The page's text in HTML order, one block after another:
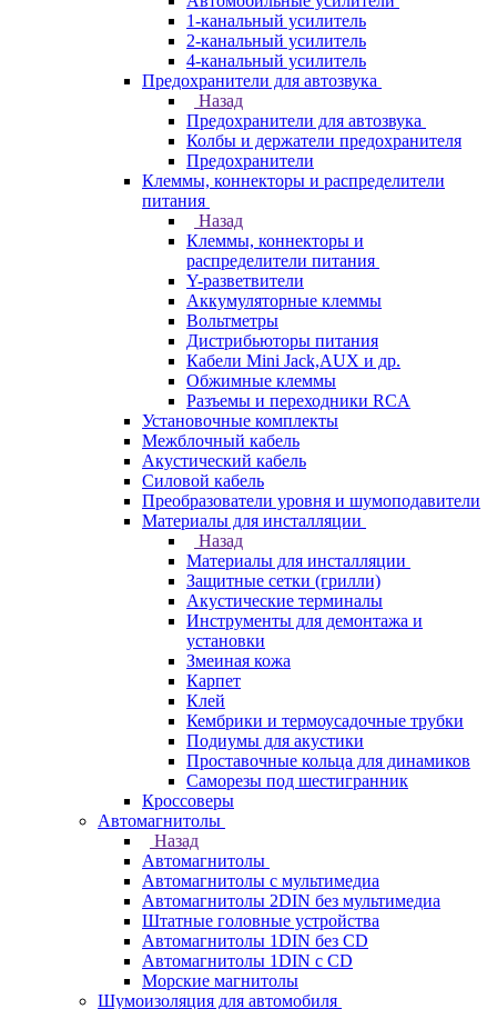
1-канальный усилитель
2-канальный усилитель
4-канальный усилитель
Предохранители для автозвука
Назад
Предохранители для автозвука
Колбы и держатели предохранителя
Предохранители
Клеммы, коннекторы и распределители
питания
Назад
Клеммы, коннекторы и
распределители питания
Y-разветвители
Аккумуляторные клеммы
Вольтметры
Дистрибьюторы питания
Кабели Mini Jack,AUX и др.
Обжимные клеммы
Разъемы и переходники RCA
Установочные комплекты
Межблочный кабель
Акустический кабель
Силовой кабель
Преобразователи уровня и шумоподавители
Материалы для инсталляции
Назад
Материалы для инсталляции
Защитные сетки (грилли)
Акустические терминалы
Инструменты для демонтажа и
установки
Змеиная кожа
Карпет
Клей
Кембрики и термоусадочные трубки
Подиумы для акустики
Проставочные кольца для динамиков
Саморезы под шестигранник
Кроссоверы
Автомагнитолы
Назад
Автомагнитолы
Автомагнитолы с мультимедиа
Автомагнитолы 2DIN без мультимедиа
Штатные головные устройства
Автомагнитолы 1DIN без CD
Автомагнитолы 1DIN с CD
Морские магнитолы
Шумоизоляция для автомобиля